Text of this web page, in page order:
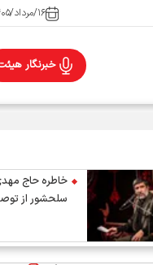
۱۶/مرداد/۱۴۰۵
خبرنگار
خاطره حاج
سلحشور از